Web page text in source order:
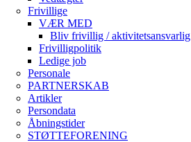
Frivillige
VÆR MED
Bliv frivillig / aktivitetsansvarlig
Frivilligpolitik
Ledige job
Personale
PARTNERSKAB
Artikler
Persondata
Åbningstider
STØTTEFORENING